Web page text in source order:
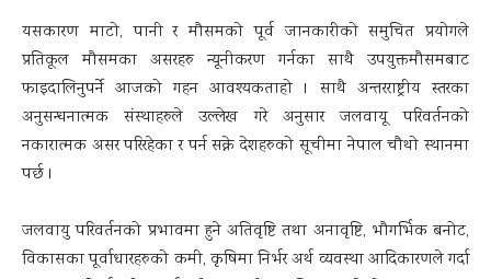
यसकारण माटो, पानी र मौसमको पूर्व जानकारीको समुचित प्रयोगले
प्रतिकूल मौसमका असरहरु न्यूनीकरण गर्नका साथै उपयुक्तमौसमबाट
फाइदालिनुपर्ने आजको गहन आवश्यकताहो । साथै अन्तरराष्ट्रीय स्तरका
अनुसन्धनात्मक संस्थाहरुले उल्लेख गरे अनुसार जलवायू परिवर्तनको
नकारात्मक असर परिरहेका र पर्न सक्ने देशहरुको सूचीमा नेपाल चौथो स्थानमा
पर्छ ।
जलवायु परिवर्तनको प्रभावमा हुने अतिवृष्टि तथा अनावृष्टि, भौगर्भिक बनोट,
विकासका पूर्वाधारहरुको कमी, कृषिमा निर्भर अर्थ व्यवस्था आदिकारणले गर्दा